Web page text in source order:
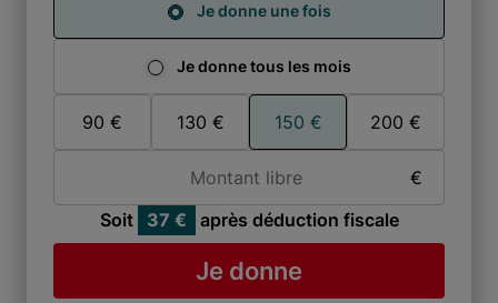
Je donne une fois
Je donne tous les mois
90 € 130 € 150 €
200 €
€
Soit
37 € après déduction fiscale
Je donne